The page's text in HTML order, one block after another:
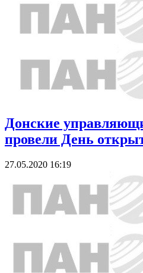
Донские
провели День
27.05.2020 16:19